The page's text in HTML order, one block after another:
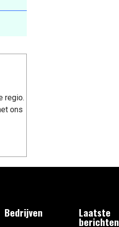
regio.
ons
Bedrijven Laatste
berichten